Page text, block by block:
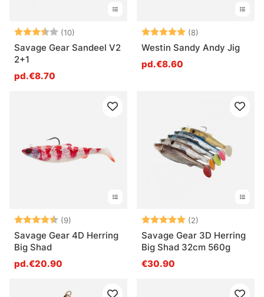
Note: (10)
3.6 sur 5 étoiles
Savage Gear Sandeel V2
2+1
pd.€8.70
Note: (8)
Westin Sandy Andy Jig
pd.€8.60
Note: (9)
Savage Gear 4D Herring
Big Shad
pd.€20.90
Note: (2)
Savage Gear 3D Herring
Big Shad 32cm 560g
€30.90